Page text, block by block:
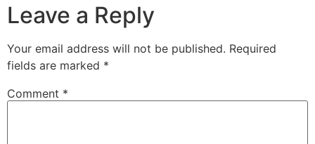
Leave a Reply
Your email address will not be published. Required
fields are marked *
Comment *